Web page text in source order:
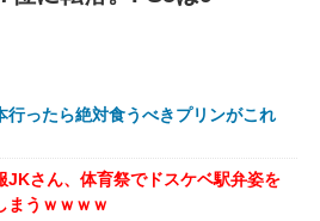
行ったら絶対食うべきプリンがこれ
JKさん、体育祭でドスケベ駅弁姿を
まうｗｗｗｗ